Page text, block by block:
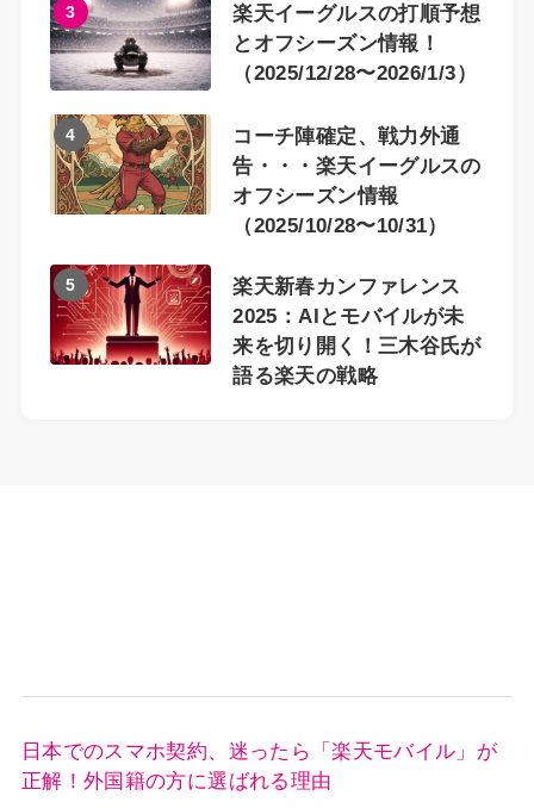
3
楽天イーグルスの打順予想
とオフシーズン情報！
（2025/12/28〜2026/1/3）
4
コーチ陣確定、戦力外通
告・・・楽天イーグルスの
オフシーズン情報
（2025/10/28〜10/31）
5
楽天新春カンファレンス
2025：AIとモバイルが未
来を切り開く！三木谷氏が
語る楽天の戦略
日本でのスマホ契約、迷ったら「楽天モバイル」が
正解！外国籍の方に選ばれる理由